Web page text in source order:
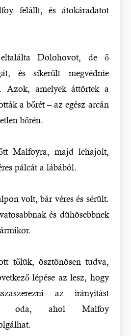
felállt, és átokáradatot
Dolohovot, de ő
és sikerült megvédnie
Azok, amelyek áttörtek a
a bőrét – az egész arcán
bőrén.
Malfoyra, majd lehajolt,
pálcát a lábából.
volt, bár véres és sérült.
és dühösebbnek
tőlük, ösztönösen tudva,
lépése az lesz, hogy
az irányítást
oda, ahol Malfoy